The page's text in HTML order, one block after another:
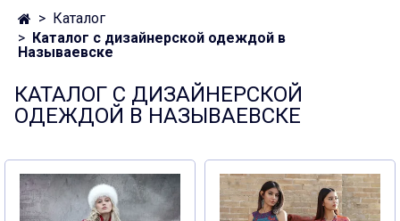
Каталог
Каталог с дизайнерской одеждой в
Называевске
КАТАЛОГ С ДИЗАЙНЕРСКОЙ
ОДЕЖДОЙ В НАЗЫВАЕВСКЕ